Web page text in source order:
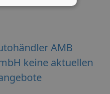
AMB
keine aktuellen